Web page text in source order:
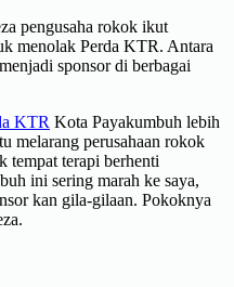
pengusaha rokok ikut
menolak Perda KTR. Antara
sponsor di berbagai
KTR Kota Payakumbuh lebih
melarang perusahaan rokok
tempat terapi berhenti
ini sering marah ke saya,
kan gila-gilaan. Pokoknya